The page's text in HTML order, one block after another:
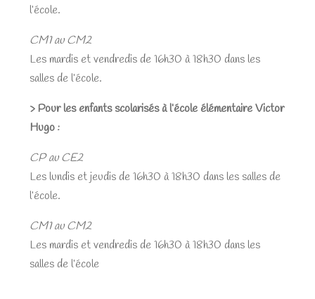
l’école.
CM1 au CM2
Les mardis et vendredis de 16h30 à 18h30 dans les
salles de l’école.
> Pour les enfants scolarisés à l’école élémentaire Victor
Hugo :
CP au CE2
Les lundis et jeudis de 16h30 à 18h30 dans les salles de
l’école.
CM1 au CM2
Les mardis et vendredis de 16h30 à 18h30 dans les
salles de l’école